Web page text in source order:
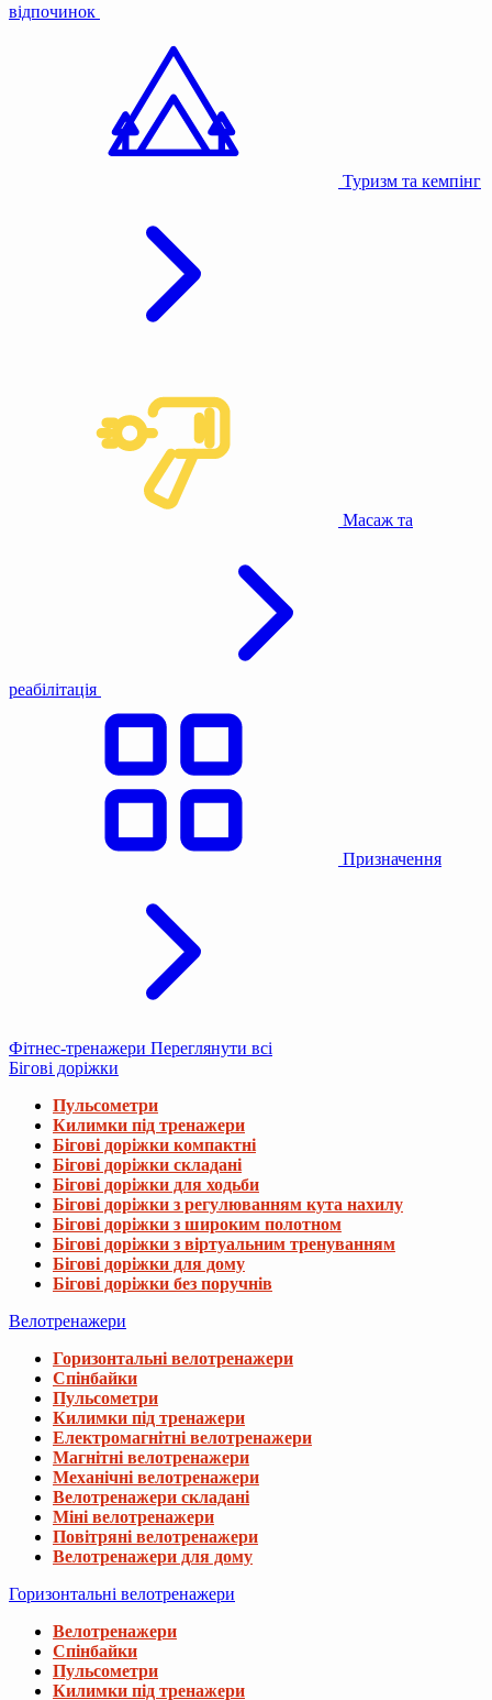
відпочинок
Туризм та кемпінг
Масаж та
реабілітація
Призначення
Фітнес-тренажери Переглянути всі
Бігові доріжки
Пульсометри
Килимки під тренажери
Бігові доріжки компактні
Бігові доріжки складані
Бігові доріжки для ходьби
Бігові доріжки з регулюванням кута нахилу
Бігові доріжки з широким полотном
Бігові доріжки з віртуальним тренуванням
Бігові доріжки для дому
Бігові доріжки без поручнів
Велотренажери
Горизонтальні велотренажери
Спінбайки
Пульсометри
Килимки під тренажери
Електромагнітні велотренажери
Магнітні велотренажери
Механічні велотренажери
Велотренажери складані
Міні велотренажери
Повітряні велотренажери
Велотренажери для дому
Горизонтальні велотренажери
Велотренажери
Спінбайки
Пульсометри
Килимки під тренажери